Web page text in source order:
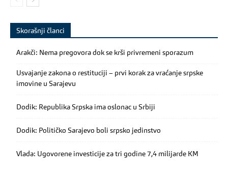
Skorašnji članci
Arakči: Nema pregovora dok se krši privremeni sporazum
Usvajanje zakona o restituciji – prvi korak za vraćanje srpske
imovine u Sarajevu
Dodik: Republika Srpska ima oslonac u Srbiji
Dodik: Političko Sarajevo boli srpsko jedinstvo
Vlada: Ugovorene investicije za tri godine 7,4 milijarde KM